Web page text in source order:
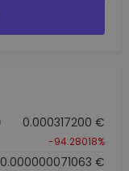
0.000317200 €
-94.28018%
0.000000071063 €